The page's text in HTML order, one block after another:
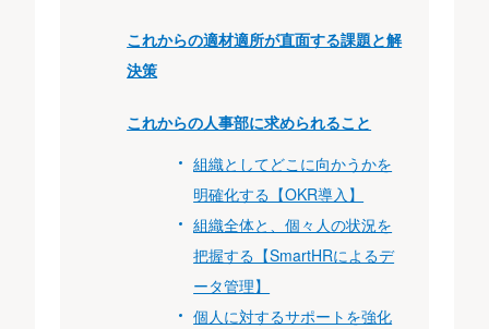
これからの適材適所が直面する課題と解
決策
これからの人事部に求められること
組織としてどこに向かうかを
明確化する【OKR導入】
組織全体と、個々人の状況を
把握する【SmartHRによるデ
ータ管理】
個人に対するサポートを強化